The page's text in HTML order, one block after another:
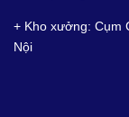
+ Kho xưởng: Cụm
Nội